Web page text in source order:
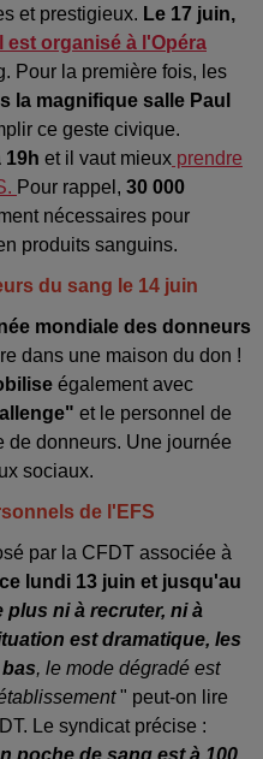
et prestigieux. Le 17 juin,
organisé à l'Opéra
Pour la première fois, les
la magnifique salle Paul
ce geste civique.
19h et il vaut mieux prendre
Pour rappel, 30 000
nécessaires pour
produits sanguins.
du sang le 14 juin
mondiale des donneurs
dans une maison du don !
également avec
et le personnel de
de donneurs. Une journée
sociaux.
de l'EFS
par la CFDT associée à
lundi 13 juin et jusqu'au
plus ni à recruter, ni à
est dramatique, les
, le mode dégradé est
" peut-on lire
Le syndicat précise :
poche de sang est à 100